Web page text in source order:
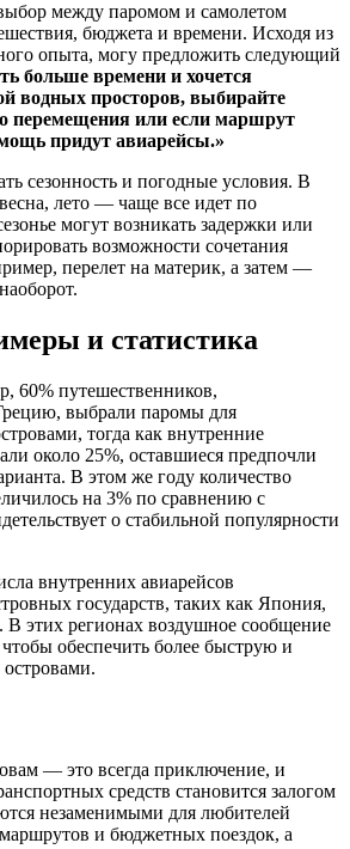
между паромом и самолетом
бюджета и времени. Исходя из
опыта, могу предложить следующий
больше времени и хочется
водных просторов, выбирайте
перемещения или если маршрут
придут авиарейсы.»
сезонность и погодные условия. В
лето — чаще все идет по
могут возникать задержки или
возможности сочетания
перелет на материк, а затем —
и статистика
60% путешественников,
выбрали паромы для
тогда как внутренние
около 25%, оставшиеся предпочли
В этом же году количество
на 3% по сравнению с
о стабильной популярности
внутренних авиарейсов
государств, таких как Япония,
этих регионах воздушное сообщение
чтобы обеспечить более быструю и
— это всегда приключение, и
средств становится залогом
незаменимыми для любителей
и бюджетных поездок, а